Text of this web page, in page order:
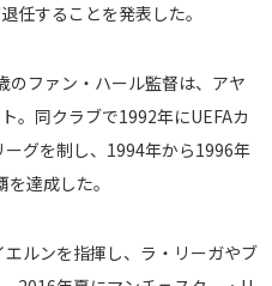
iOS Apps
Android
Web
任することを発表した。
ファン・ハール監督は、アヤ
。同クラブで1992年にUEFAカ
グを制し、1994年から1996年
達成した。
ルンを指揮し、ラ・リーガやブ